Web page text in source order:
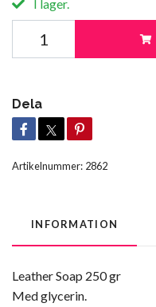
I lager.
Dela
Artikelnummer: 2862
INFORMATION
Leather Soap 250 gr
Med glycerin.